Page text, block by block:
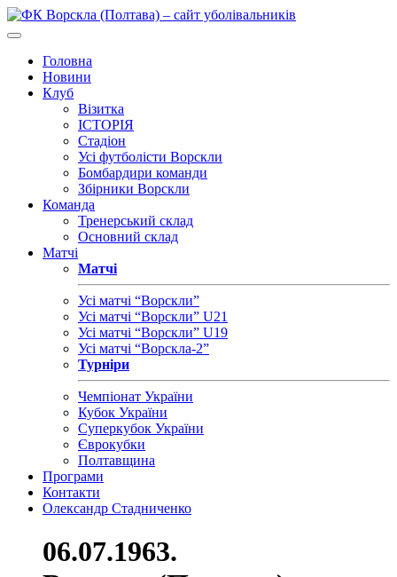
Головна
Новини
Клуб
Візитка
ІСТОРІЯ
Стадіон
Усі футболісти Ворскли
Бомбардири команди
Збірники Ворскли
Команда
Тренерський склад
Основний склад
Матчі
Матчі
Усі матчі “Ворскли”
Усі матчі “Ворскли” U21
Усі матчі “Ворскли” U19
Усі матчі “Ворскла-2”
Турніри
Чемпіонат України
Кубок України
Суперкубок України
Єврокубки
Полтавщина
Програми
Контакти
Олександр Стадниченко
06.07.1963.